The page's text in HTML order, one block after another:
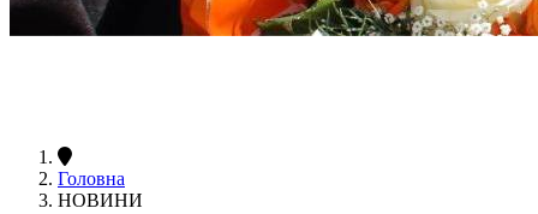
Головна
НОВИНИ